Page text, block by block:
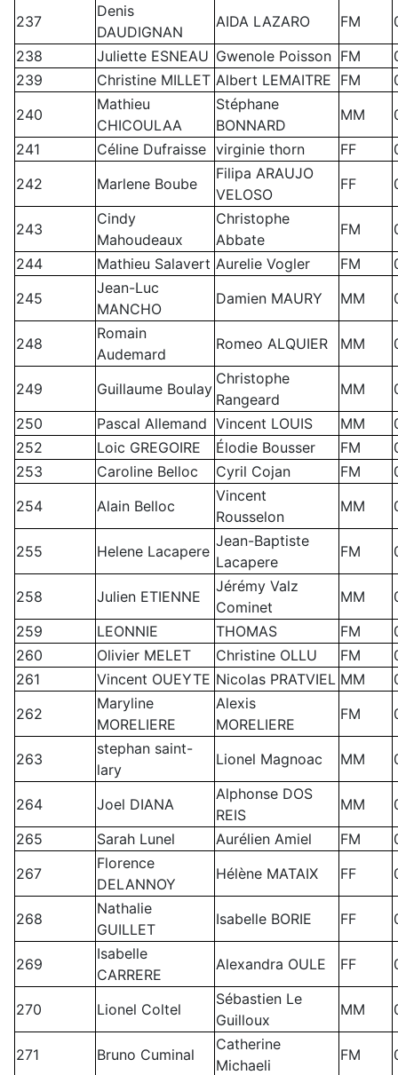
237
Denis
DAUDIGNAN
AIDA LAZARO FM
238
Juliette ESNEAU Gwenole Poisson FM
239
Christine MILLET Albert LEMAITRE FM
240
Mathieu
CHICOULAA
Stéphane
BONNARD
MM
241
Céline Dufraisse virginie thorn FF
242
Marlene Boube
Filipa ARAUJO
VELOSO
FF
243
Cindy
Mahoudeaux
Christophe
Abbate
FM
244
Mathieu Salavert Aurelie Vogler FM
245
Jean-Luc
MANCHO
Damien MAURY MM
248
Romain
Audemard
Romeo ALQUIER MM
249 Guillaume Boulay
Christophe
Rangeard
MM
250
Pascal Allemand Vincent LOUIS MM
252
Loic GREGOIRE Élodie Bousser FM
253
Caroline Belloc Cyril Cojan FM
254
Alain Belloc
Vincent
Rousselon
MM
255 Helene Lacapere
Jean-Baptiste
Lacapere
FM
258 Julien ETIENNE
Jérémy Valz
Cominet
MM
259
LEONNIE THOMAS FM
260
Olivier MELET Christine OLLU FM
261
Vincent OUEYTE Nicolas PRATVIEL MM
262
Maryline
MORELIERE
Alexis
MORELIERE
FM
263
stephan saint-
lary
Lionel Magnoac MM
264 Joel DIANA
Alphonse DOS
REIS
MM
265
Sarah Lunel Aurélien Amiel FM
267
Florence
DELANNOY
Hélène MATAIX FF
268
Nathalie
GUILLET
Isabelle BORIE FF
269
Isabelle
CARRERE
Alexandra OULE FF
270 Lionel Coltel
Sébastien Le
Guilloux
MM
271 Bruno Cuminal
Catherine
Michaeli
FM